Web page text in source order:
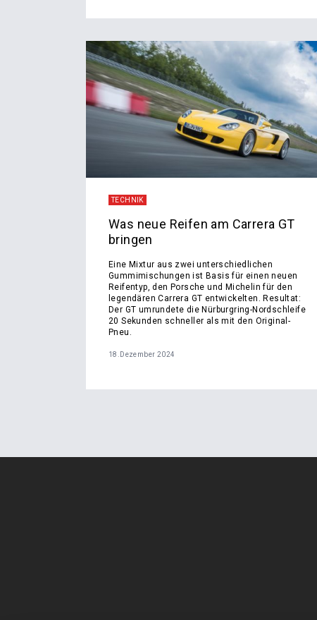
TECHNIK
Was neue Reifen am Carrera GT
bringen
Eine Mixtur aus zwei unterschiedlichen
Gummimischungen ist Basis für einen neuen
Reifentyp, den Porsche und Michelin für den
legendären Carrera GT entwickelten. Resultat:
Der GT umrundete die Nürburgring-Nordschleife
20 Sekunden schneller als mit den Original-
Pneu.
18.Dezember 2024